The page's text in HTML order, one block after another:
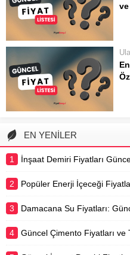
EN YENİLER
1 İnşaat Demiri Fiyatları
2 Popüler Enerji İçeceği
3 Damacana Su Fiyatları:
4 Güncel Çimento Fiyatları ve